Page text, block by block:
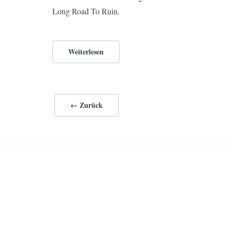
Long Road To Ruin.
Weiterlesen
← Zurück